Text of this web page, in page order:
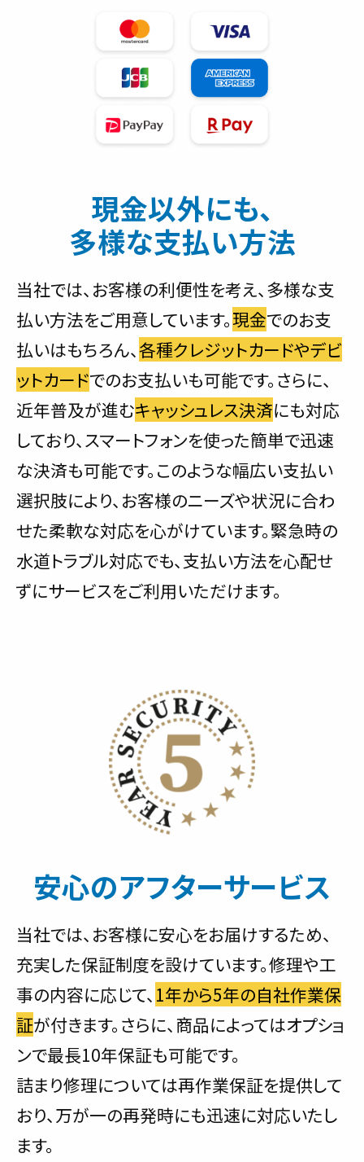
現金以外にも、
多様な支払い方法
当社では、お客様の利便性を考え、多様な支
払い方法をご用意しています。現金でのお支
払いはもちろん、各種クレジットカードやデビ
ットカードでのお支払いも可能です。さらに、
近年普及が進むキャッシュレス決済にも対応
しており、スマートフォンを使った簡単で迅速
な決済も可能です。このような幅広い支払い
選択肢により、お客様のニーズや状況に合わ
せた柔軟な対応を心がけています。緊急時の
水道トラブル対応でも、支払い方法を心配せ
ずにサービスをご利用いただけます。
安心のアフターサービス
当社では、お客様に安心をお届けするため、
充実した保証制度を設けています。修理や工
事の内容に応じて、 1年から5年の自社作業保
証が付きます。さらに、商品によってはオプショ
ンで最長10年保証も可能です。
詰まり修理については再作業保証を提供して
おり、万が一の再発時にも迅速に対応いたし
ます。